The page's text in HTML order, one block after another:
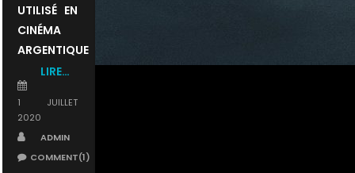
UTILISÉ EN
CINÉMA
ARGENTIQUE
LIRE…
1 JUILLET
2020
AUTHOR
ADMIN
COMMENT(1)